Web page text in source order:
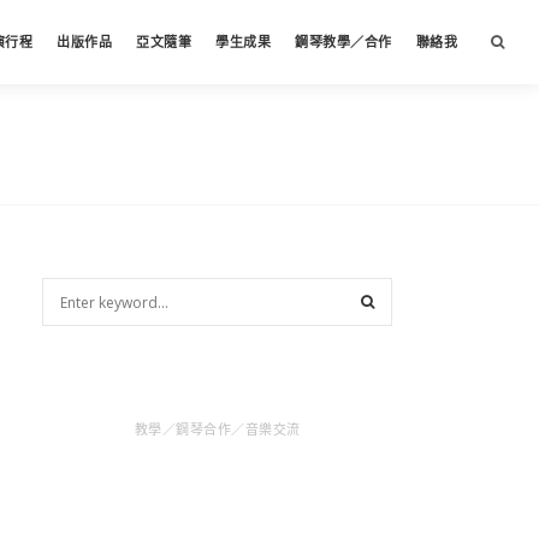
行程 出版作品 亞文隨筆 學生成果 鋼琴教學／合作 聯絡我
教學／鋼琴合作／音樂交流